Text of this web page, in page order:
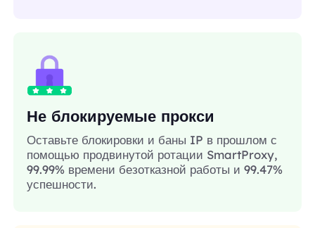
Не блокируемые прокси
Оставьте блокировки и баны IP в прошлом с
помощью продвинутой ротации SmartProxy,
99.99% времени безотказной работы и 99.47%
успешности.